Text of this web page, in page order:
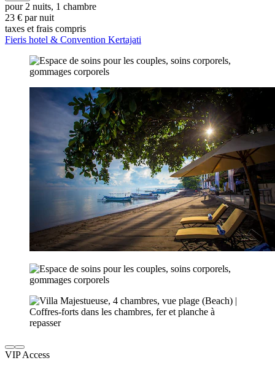
pour 2 nuits, 1 chambre
23 € par nuit
taxes et frais compris
Fieris hotel & Convention Kertajati
VIP Access